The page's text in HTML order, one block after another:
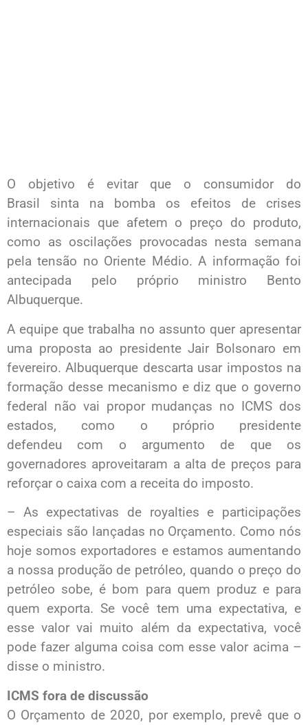
O objetivo é evitar que o consumidor do
Brasil sinta na bomba os efeitos de crises
internacionais que afetem o preço do produto,
como as oscilações provocadas nesta semana
pela tensão no Oriente Médio. A informação foi
antecipada pelo próprio ministro Bento
Albuquerque.
A equipe que trabalha no assunto quer apresentar
uma proposta ao presidente Jair Bolsonaro em
fevereiro. Albuquerque descarta usar impostos na
formação desse mecanismo e diz que o governo
federal não vai propor mudanças no ICMS dos
estados, como o próprio presidente
defendeu com o argumento de que os
governadores aproveitaram a alta de preços para
reforçar o caixa com a receita do imposto.
– As expectativas de royalties e participações
especiais são lançadas no Orçamento. Como nós
hoje somos exportadores e estamos aumentando
a nossa produção de petróleo, quando o preço do
petróleo sobe, é bom para quem produz e para
quem exporta. Se você tem uma expectativa, e
esse valor vai muito além da expectativa, você
pode fazer alguma coisa com esse valor acima –
disse o ministro.
ICMS fora de discussão
O Orçamento de 2020, por exemplo, prevê que o